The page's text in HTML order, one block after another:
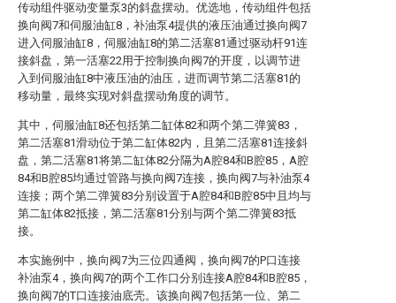
传动组件驱动变量泵3的斜盘摆动。优选地，传动组件包括
换向阀7和伺服油缸8，补油泵4提供的液压油通过换向阀7
进入伺服油缸8，伺服油缸8的第二活塞81通过驱动杆91连
接斜盘，第一活塞22用于控制换向阀7的开度，以调节进
入到伺服油缸8中液压油的油压，进而调节第二活塞81的
移动量，最终实现对斜盘摆动角度的调节。
其中，伺服油缸8还包括第二缸体82和两个第二弹簧83，
第二活塞81滑动位于第二缸体82内，且第二活塞81连接斜
盘，第二活塞81将第二缸体82分隔为A腔84和B腔85，A腔
84和B腔85均通过管路与换向阀7连接，换向阀7与补油泵4
连接；两个第二弹簧83分别设置于A腔84和B腔85中且均与
第二缸体82抵接，第二活塞81分别与两个第二弹簧83抵
接。
本实施例中，换向阀7为三位四通阀，换向阀7的P口连接
补油泵4，换向阀7的两个工作口分别连接A腔84和B腔85，
换向阀7的T口连接油底壳。该换向阀7包括第一位、第二